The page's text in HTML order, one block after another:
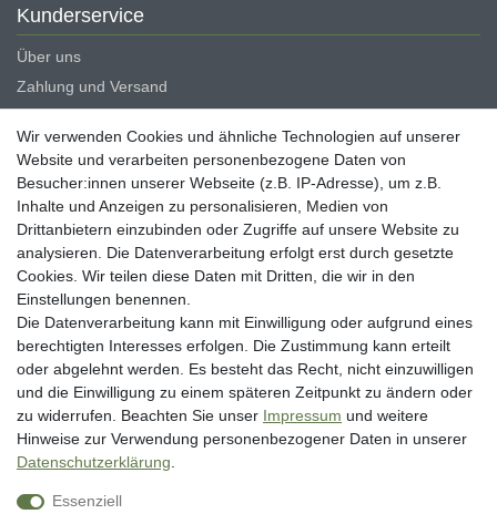
Kunderservice
Über uns
Zahlung und Versand
Erklärung zur Barrierefreiheit
Blog
Rechtliche Angaben
Widerrufsrecht
Datenschutzerklärung
AGB
Impressum
Vertrag widerrufen
Unsere Zahlungsarten
Wir verwenden Cookies und ähnliche Technologien auf unserer
Website und verarbeiten personenbezogene Daten von
Besucher:innen unserer Webseite (z.B. IP-Adresse), um z.B.
Inhalte und Anzeigen zu personalisieren, Medien von
Drittanbietern einzubinden oder Zugriffe auf unsere Website zu
analysieren. Die Datenverarbeitung erfolgt erst durch gesetzte
Cookies. Wir teilen diese Daten mit Dritten, die wir in den
Einstellungen benennen.
Die Datenverarbeitung kann mit Einwilligung oder aufgrund eines
berechtigten Interesses erfolgen. Die Zustimmung kann erteilt
oder abgelehnt werden. Es besteht das Recht, nicht einzuwilligen
und die Einwilligung zu einem späteren Zeitpunkt zu ändern oder
zu widerrufen. Beachten Sie unser Impressum und weitere
Hinweise zur Verwendung personenbezogener Daten in unserer
Daten­schutz­erklärung
Essenziell